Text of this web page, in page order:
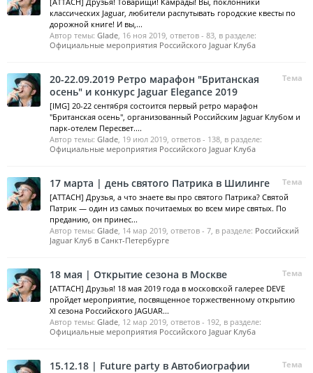
классических Jaguar, любители распутывать городские квесты по
дорожной книге! И вы,...
Автор темы: Glade, 16 ноя 2019, ответов - 83, в разделе:
Официальные мероприятия Российского Jaguar Клуба
Тема
20-22.09.2019 Ретро марафон "Британская
осень" и конкурс Jaguar Elegance 2019
[IMG] 20-22 сентября состоится первый ретро марафон
"Британская осень", организованный Российским Jaguar Клубом и
парк-отелем Пересвет....
Автор темы: Glade, 19 июл 2019, ответов - 138, в разделе:
Официальные мероприятия Российского Jaguar Клуба
Тема
17 марта | день святого Патрика в Шилинге
[ATTACH] Друзья, а что знаете вы про святого Патрика? Святой
Патрик — один из самых почитаемых во всем мире святых. По
преданию, он принес...
Автор темы: Glade, 14 мар 2019, ответов - 7, в разделе: Российский
Jaguar Клуб в Санкт-Петербурге
Тема
18 мая | Открытие сезона в Москве
[ATTACH] Друзья! 18 мая 2019 года в московской галерее DEVE
пройдет мероприятие, посвященное торжественному открытию
XI сезона Российского JAGUAR...
Автор темы: Glade, 12 мар 2019, ответов - 192, в разделе:
Официальные мероприятия Российского Jaguar Клуба
Тема
15.12.18 | Future party в Автобиографии